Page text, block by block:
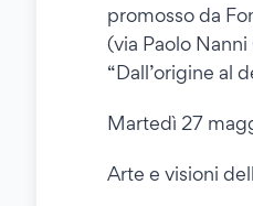
promosso da
(via Paolo
“Dall’origine al
Martedì 27
Arte e visioni